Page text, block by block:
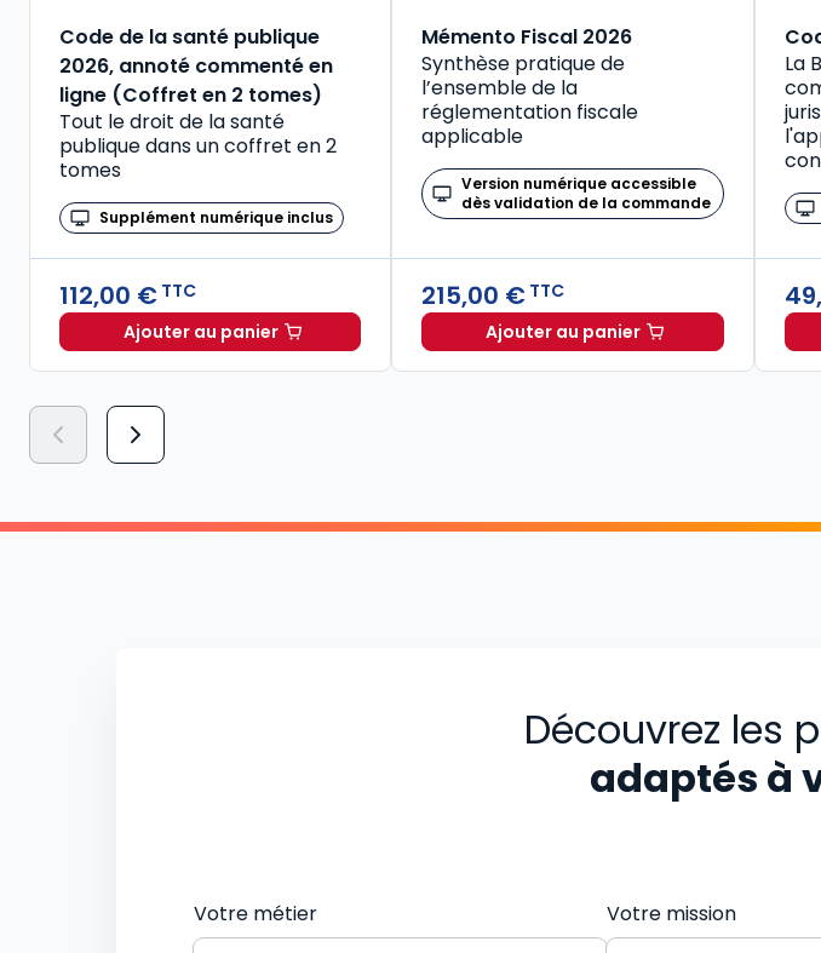
Code de la santé publique
2026, annoté commenté en
ligne (Coffret en 2 tomes)
Tout le droit de la santé
publique dans un coffret en 2
tomes
Supplément numérique inclus
112,00 € TTC
Ajouter au panier
Mémento Fiscal 2026
Synthèse pratique de
l’ensemble de la
réglementation fiscale
applicable
Version numérique accessible
dès validation de la commande
215,00 € TTC
Ajouter au panier
Mémento Fiscal 2026 à TTC
La
Découvrez les
adaptés à
Votre métier Votre mission